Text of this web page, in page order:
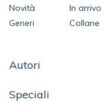
Novità
In arrivo
Generi
Collane
Autori
Speciali